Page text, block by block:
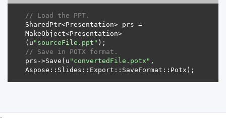
// Load the PPT.
SharedPtr<Presentation> prs =
MakeObject<Presentation>
(u "sourceFile.ppt"
// Save in POTX format.
prs->Save(u "convertedFile.potx" ,